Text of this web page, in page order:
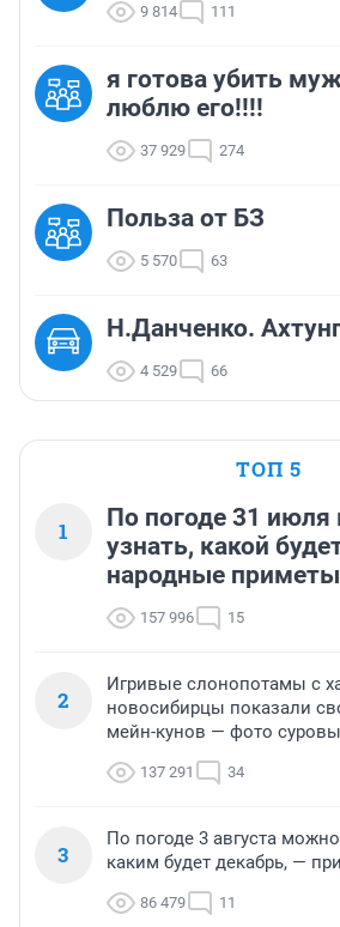
9 814 111
я готова убить
люблю его!!!!
37 929 274
Польза от БЗ
5 570 63
Н.Данченко.
4 529 66
ТОП 5
1
По погоде 31
узнать, какой
народные приметы
157 996 15
2
Игривые слонопотамы с
новосибирцы показали
мейн-кунов — фото
137 291 34
3
По погоде 3 августа
каким будет декабрь, —
86 479 11